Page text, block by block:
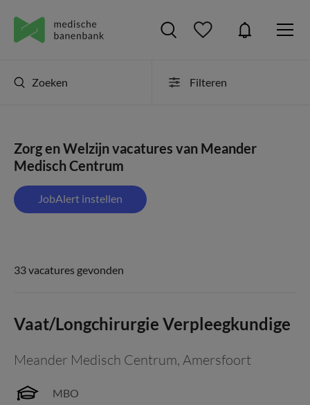
Zoeken Filteren
Zorg en Welzijn vacatures van Meander
Medisch Centrum
JobAlert instellen
33 vacatures gevonden
Vaat/Longchirurgie Verpleegkundige
Meander Medisch Centrum, Amersfoort
MBO